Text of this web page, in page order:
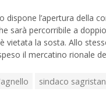
dispone l’apertura della
sarà percorribile a
vietata la sosta. Allo
il mercatino rionale
sindaco